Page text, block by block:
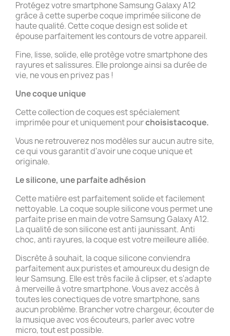
Protégez votre smartphone Samsung Galaxy A12
grâce à cette superbe coque imprimée silicone de
haute qualité. Cette coque design est solide et
épouse parfaitement les contours de votre appareil.
Fine, lisse, solide, elle protège votre smartphone des
rayures et salissures. Elle prolonge ainsi sa durée de
vie, ne vous en privez pas !
Une coque unique
Cette collection de coques est spécialement
imprimée pour et uniquement pourchoisistacoque.
Vous ne retrouverez nos modèles sur aucun autre site,
ce qui vous garantit d'avoir une coque unique et
originale.
Le silicone, une parfaite adhésion
Cette matière est parfaitement solide et facilement
nettoyable. La coque souple silicone vous permet une
parfaite prise en main de votre Samsung Galaxy A12.
La qualité de son silicone est anti jaunissant. Anti
choc, anti rayures, la coque est votre meilleure alliée.
Discrète à souhait, la coque silicone conviendra
parfaitement aux puristes et amoureux du design de
leur Samsung. Elle est très facile à clipser, et s'adapte
à merveille à votre smartphone. Vous avez accès à
toutes les conectiques de votre smartphone, sans
aucun problème. Brancher votre chargeur, écouter de
la musique avec vos écouteurs, parler avec votre
micro, tout est possible.